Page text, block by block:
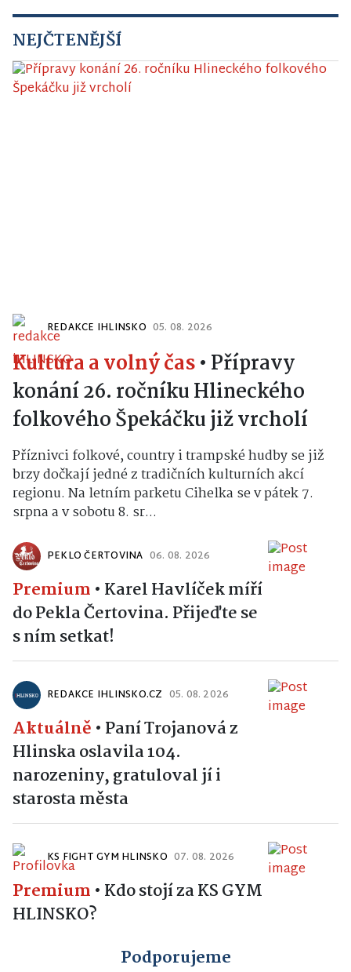
NEJČTENĚJŠÍ
REDAKCE IHLINSKO 05. 08. 2026
Kultura a volný čas• Přípravy
konání 26. ročníku Hlineckého
folkového Špekáčku již vrcholí
Příznivci folkové, country i trampské hudby se již
brzy dočkají jedné z tradičních kulturních akcí
regionu. Na letním parketu Cihelka se v pátek 7.
srpna a v sobotu 8. sr...
PEKLO ČERTOVINA 06. 08. 2026
Premium • Karel Havlíček míří
do Pekla Čertovina. Přijeďte se
s ním setkat!
REDAKCE IHLINSKO.CZ 05. 08. 2026
Aktuálně • Paní Trojanová z
Hlinska oslavila 104.
narozeniny, gratuloval jí i
starosta města
KS FIGHT GYM HLINSKO 07. 08. 2026
Premium • Kdo stojí za KS GYM
HLINSKO?
Podporujeme